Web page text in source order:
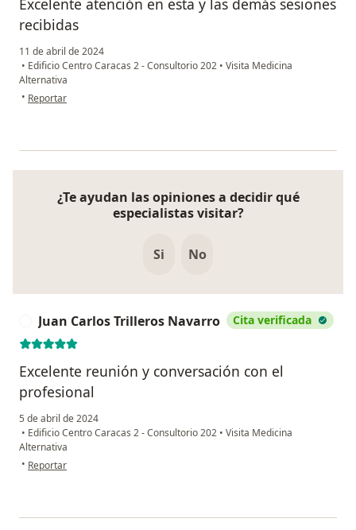
Excelente atención en esta y las demás sesiones
recibidas
11 de abril de 2024
• Edificio Centro Caracas 2 - Consultorio 202 • Visita Medicina
Alternativa
• en opinión del usuario Ross Hernández
Reportar
¿Te ayudan las opiniones a decidir qué
especialistas visitar?
Si No
Juan Carlos Trilleros Navarro Cita verificada
Excelente reunión y conversación con el
profesional
5 de abril de 2024
• Edificio Centro Caracas 2 - Consultorio 202 • Visita Medicina
Alternativa
• en opinión del usuario Juan Carlos Trilleros Navarro
Reportar